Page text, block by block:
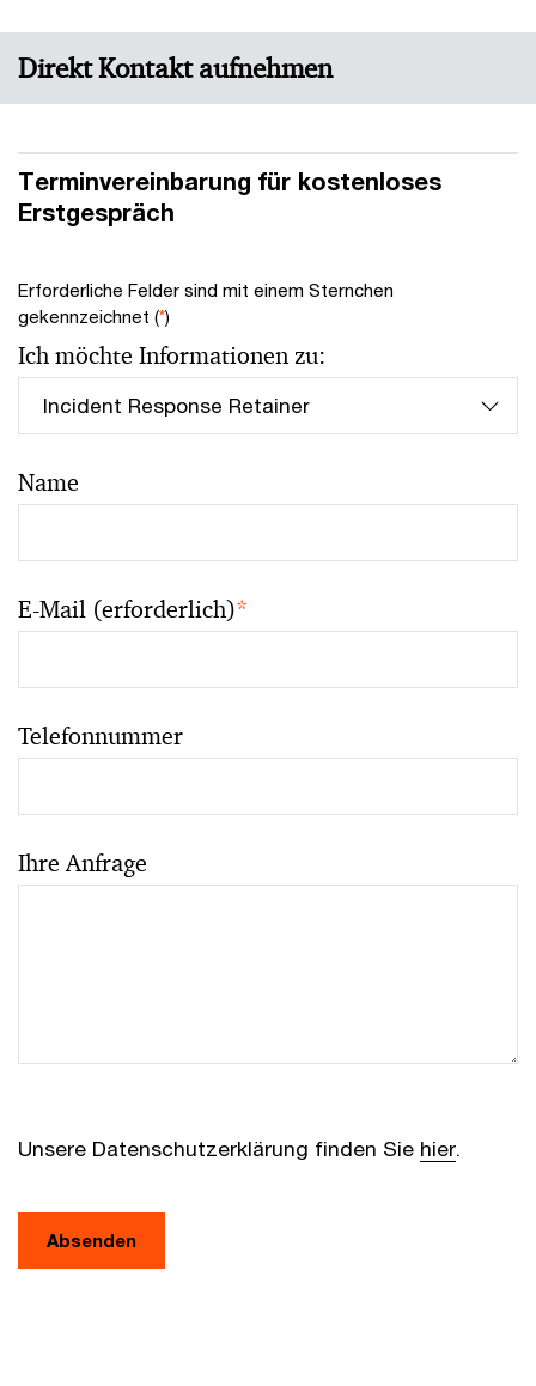
Direkt Kontakt aufnehmen
Terminvereinbarung für kostenloses
Erstgespräch
Erforderliche Felder sind mit einem Sternchen
gekennzeichnet (*)
Ich möchte Informationen zu:
Name
E-Mail (erforderlich)*
Telefonnummer
Ihre Anfrage
Unsere Datenschutzerklärung finden Sie hier.
Absenden